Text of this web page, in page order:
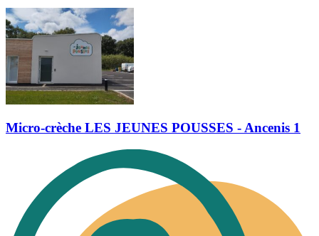
Micro-crèche LES JEUNES POUSSES - Ancenis 1